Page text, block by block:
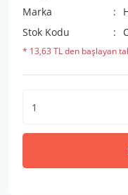
Marka
Stok Kodu
* 13,63 TL den başlayan